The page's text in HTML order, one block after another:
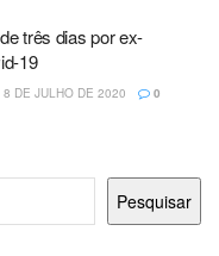
três dias por ex-
19
8 DE JULHO DE 2020 0
Pesquisar